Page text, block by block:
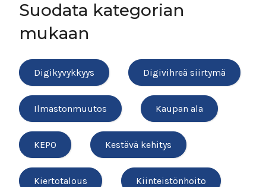
Suodata kategorian
mukaan
Digikyvykkyys Digivihreä siirtymä
Ilmastonmuutos Kaupan ala
KEPO Kestävä kehitys
Kiertotalous Kiinteistönhoito